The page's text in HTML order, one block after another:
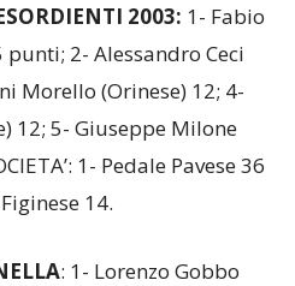
2003: 1- Fabio
punti; 2- Alessandro Ceci
Morello (Orinese) 12; 4-
12; 5- Giuseppe Milone
1- Pedale Pavese 36
14.
: 1- Lorenzo Gobbo